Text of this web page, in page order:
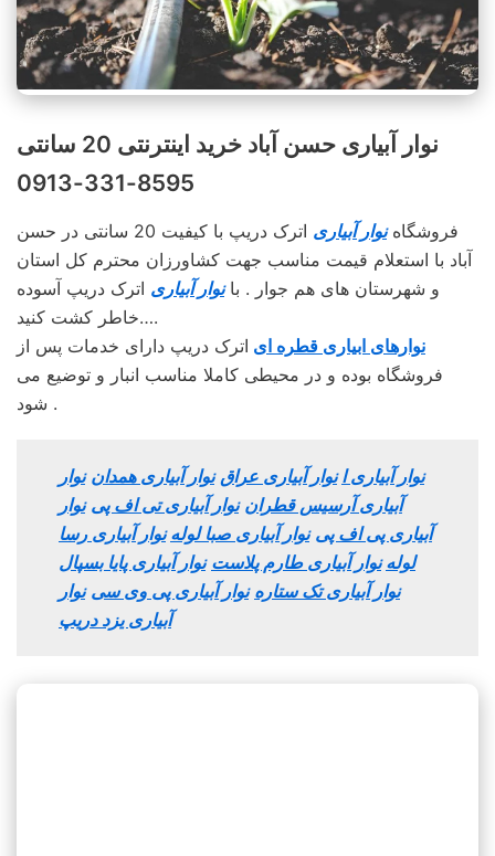
نوار آبیاری حسن‌ آباد خرید اینترنتی 20 سانتی
8595-331-0913
فروشگاهنوار آبیاری
اترک دریپ با کیفیت 20 سانتی در حسن‌
آباد با استعلام قیمت مناسب جهت کشاورزان محترم کل استان
و شهرستان های هم جوار . بانوار آبیاری اترک دریپ آسوده
خاطر کشت کنید….
نوارهای ابیاری قطره ای اترک دریپ دارای خدمات پس از
فروشگاه بوده و در محیطی کاملا مناسب انبار و توضیع می
شود .
نوار آبیاری ا نوار آبیاری عراق نوار آبیاری همدان نوار
آبیاری آرسیس قطران نوار آبیاری تی اف پی نوار
آبیاری پی اف پی نوار آبیاری صبا لوله نوار آبیاری رسا
لوله نوار آبیاری طارم پلاست نوار آبیاری پایا بسپال
نوار آبیاری تک ستاره نوار آبیاری پی وی سی نوار
آبیاری یزد دریپ